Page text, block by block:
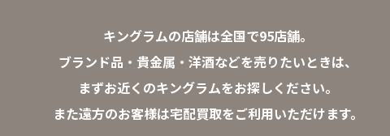
キングラムの店舗は全国で95店舗。
ブランド品・貴金属・洋酒などを売りたいときは、
まずお近くのキングラムをお探しください。
また遠方のお客様は宅配買取をご利用いただけます。